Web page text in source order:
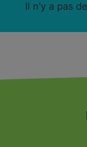
Il n'y a pas